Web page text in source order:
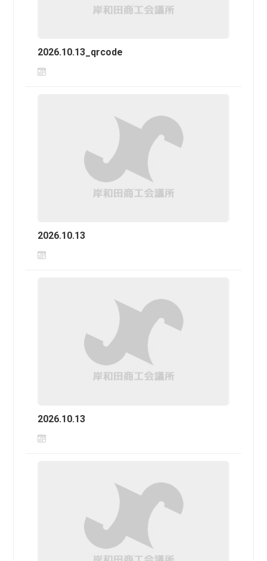
2026.10.13_qrcode
2026.10.13
2026.10.13